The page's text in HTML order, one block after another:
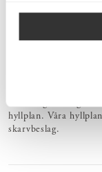
Skapa utifrån den
våra flexibla
sedan på direkt i
hyllplan. Våra
skarvbeslag.